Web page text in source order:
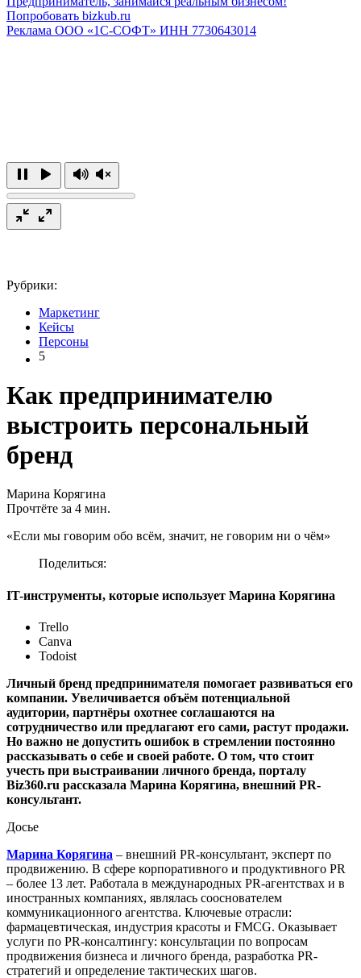
Попробовать bizkub.ru
Реклама ООО «1С-СОФТ» ИНН 7730643014
Рубрики:
Маркетинг
Кейсы
Персоны
5
Как предпринимателю
выстроить персональный
бренд
Марина Корягина
Прочтёте за 4 мин.
«Если мы говорим обо всём, значит, не говорим ни о чём»
Поделиться:
IT-инструменты, которые использует Марина Корягина
Trello
Canva
Todoist
Личный бренд предпринимателя помогает развиваться его
компании. Увеличивается объём потенциальной
аудитории, партнёры охотнее соглашаются на
сотрудничество или предлагают его сами, растут продажи.
Но важно не допустить ошибок в стремлении постоянно
рассказывать о себе и своей работе. О том, что стоит
учесть при выстраивании личного бренда, порталу
Biz360.ru рассказала Марина Корягина, внешний PR-
консультант.
Досье
Марина Корягина – внешний PR-консультант, эксперт по
продвижению. В сфере корпоративного и продуктивного PR
– более 13 лет. Работала в международных PR-агентствах и в
иностранных компаниях, являлась сооснователем
коммуникационного агентства. Ключевые отрасли:
фармацевтическая, индустрия красоты и FMCG. Оказывает
услуги по PR-консалтингу: консультации по вопросам
продвижения бизнеса и личного бренда, разработка PR-
стратегий и определение тактических шагов.